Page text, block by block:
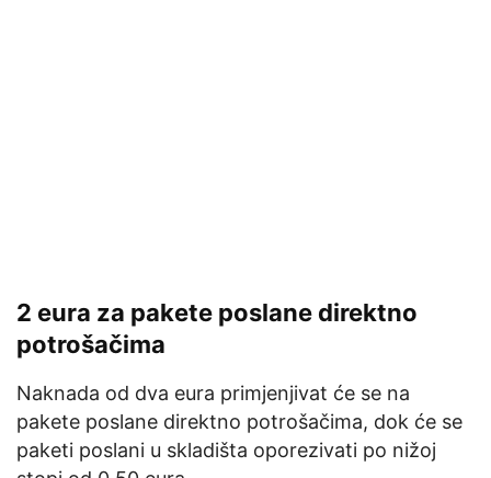
2 eura za pakete poslane direktno
potrošačima
Naknada od dva eura primjenjivat će se na
pakete poslane direktno potrošačima, dok će se
paketi poslani u skladišta oporezivati ​​po nižoj